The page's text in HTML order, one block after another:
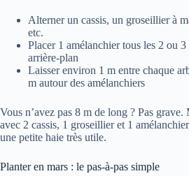
Alterner un cassis, un groseillier à
etc.
Placer 1 amélanchier tous les 2 ou
arrière-plan
Laisser environ 1 m entre chaque
m autour des amélanchiers
Vous n’avez pas 8 m de long ? Pas
avec 2 cassis, 1 groseillier et 1
une petite haie très utile.
Planter en mars : le pas-à-pas simple